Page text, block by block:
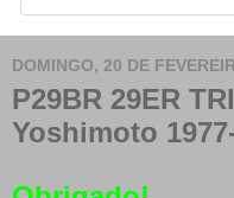
DOMINGO, 20 DE
P29BR 29ER
Yoshimoto